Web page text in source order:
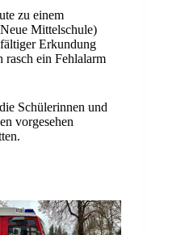
zu einem
Mittelschule)
Erkundung
rasch ein Fehlalarm
Schülerinnen und
vorgesehen